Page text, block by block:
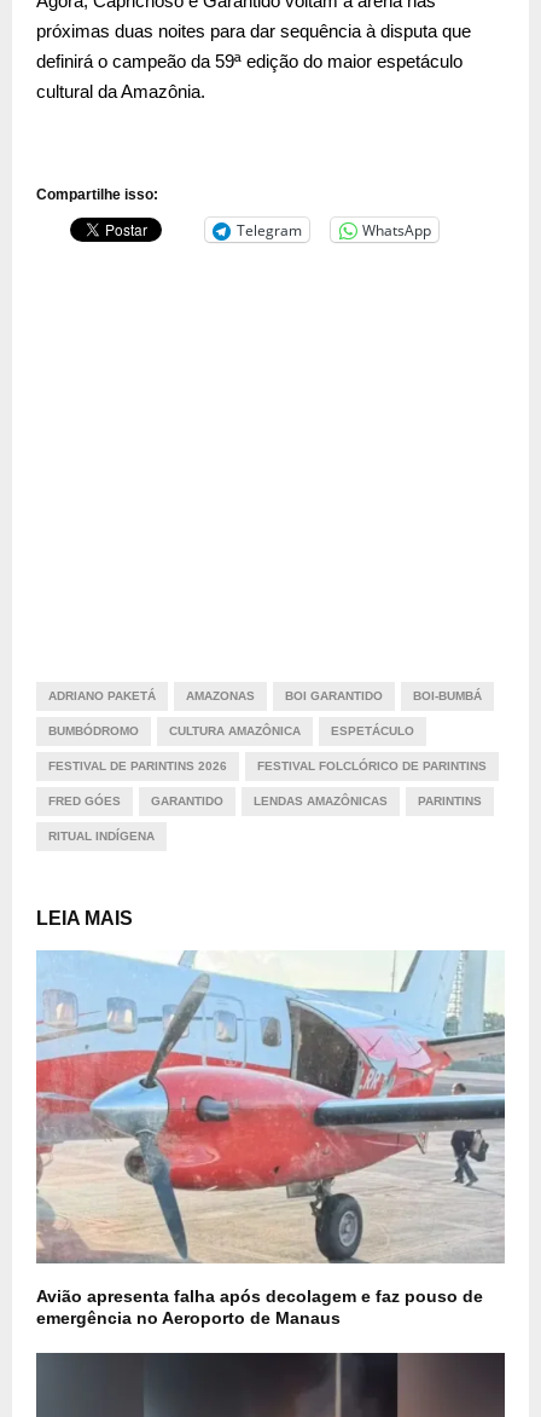
próximas duas noites para dar sequência à disputa que
definirá o campeão da 59ª edição do maior espetáculo
cultural da Amazônia.
Compartilhe isso:
Telegram WhatsApp
ADRIANO PAKETÁ AMAZONAS BOI GARANTIDO BOI-BUMBÁ
BUMBÓDROMO CULTURA AMAZÔNICA ESPETÁCULO
FESTIVAL DE PARINTINS 2026 FESTIVAL FOLCLÓRICO DE PARINTINS
FRED GÓES GARANTIDO LENDAS AMAZÔNICAS PARINTINS
RITUAL INDÍGENA
LEIA MAIS
Avião apresenta falha após decolagem e faz pouso de
emergência no Aeroporto de Manaus